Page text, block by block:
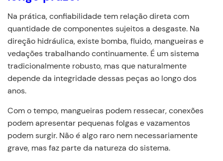
Na prática, confiabilidade tem relação direta com
quantidade de componentes sujeitos a desgaste. Na
direção hidráulica, existe bomba, fluido, mangueiras e
vedações trabalhando continuamente. É um sistema
tradicionalmente robusto, mas que naturalmente
depende da integridade dessas peças ao longo dos
anos.
Com o tempo, mangueiras podem ressecar, conexões
podem apresentar pequenas folgas e vazamentos
podem surgir. Não é algo raro nem necessariamente
grave, mas faz parte da natureza do sistema.